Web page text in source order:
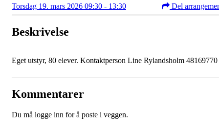
Torsdag 19. mars 2026 09:30 - 13:30 Del
Beskrivelse
Eget utstyr, 80 elever. Kontaktperson Line Rylandsholm 48169770
Kommentarer
Du må logge inn for å poste i veggen.